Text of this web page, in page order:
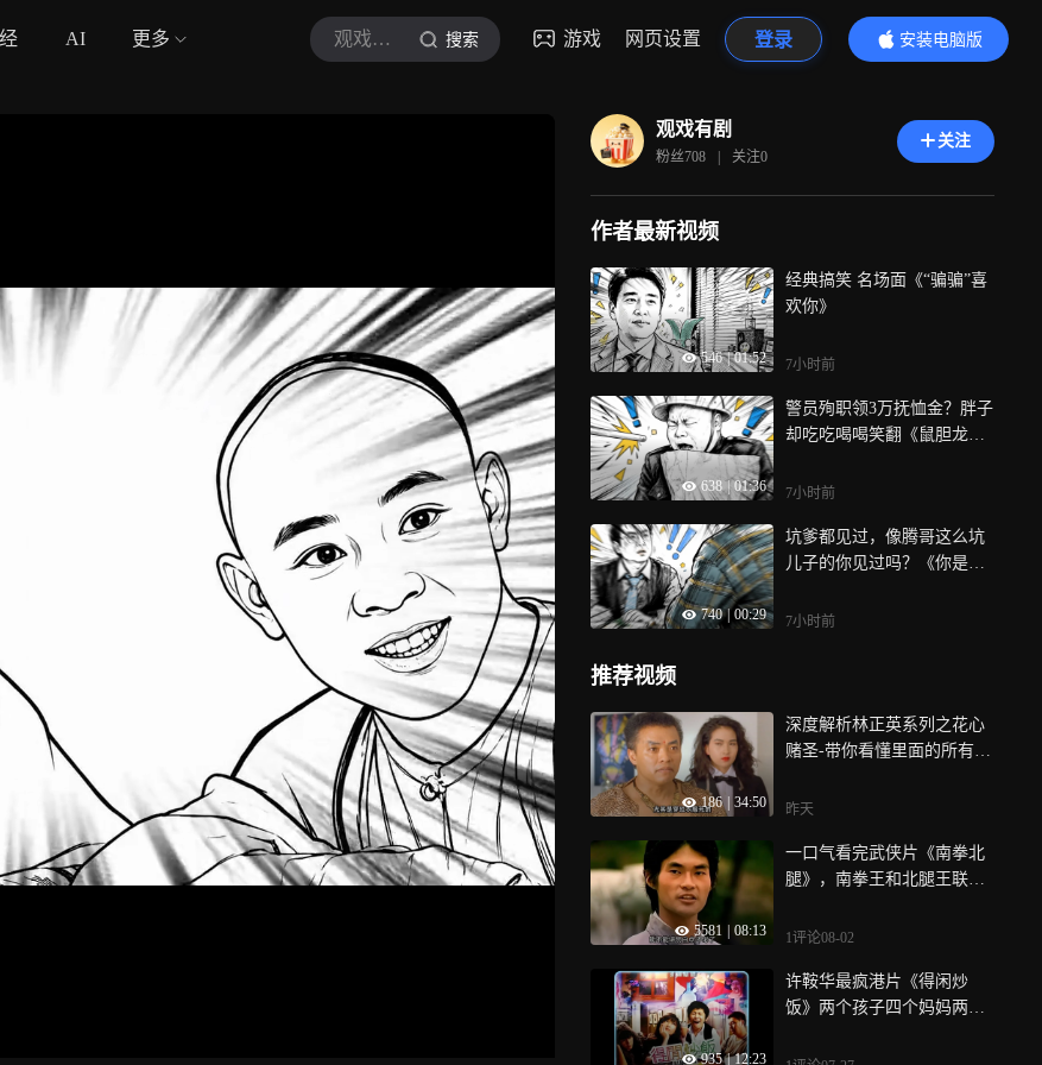
AI 更多 观戏有剧 搜索 游戏 网页设置 登录
安装电脑版
内容更精彩
观戏有剧
粉丝708 | 关注0
关注
作者最新视频
546 | 01:52
经典搞笑 名场面《“骗骗”喜
欢你》
7小时前
638 | 01:36
警员殉职领3万抚恤金？胖子
却吃吃喝喝笑翻《鼠胆龙
7小时前
740 | 00:29
坑爹都见过，像腾哥这么坑
儿子的你见过吗？《你是我
7小时前
推荐视频
186 34:50
深度解析林正英系列之花心
赌圣-带你看懂里面的所有细
昨天
5581 08:13
一口气看完武侠片《南拳北
腿》，南拳王和北腿王联手
1评论08-02
935 | 12:23
许鞍华最疯港片《得闲炒
饭》两个孩子四个妈妈两个